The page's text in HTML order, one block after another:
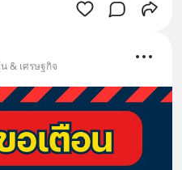
& เศรษฐกิจ